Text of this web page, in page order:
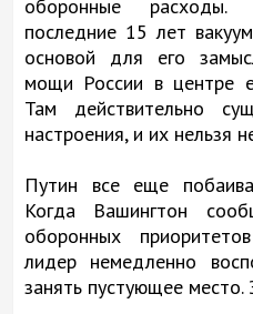
оборонные расходы.
последние 15 лет
основой для его
мощи России в центре
Там действительно
настроения, и их нельзя
Путин все еще
Когда Вашингтон
оборонных
лидер немедленно
занять пустующее